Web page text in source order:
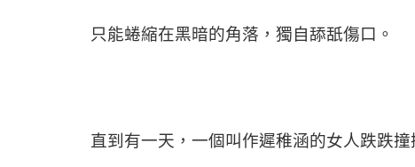
只能蜷縮在黑暗的角落，獨自舔舐傷口。
直到有一天，一個叫作遲稚涵的女人跌跌撞